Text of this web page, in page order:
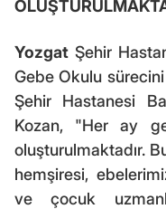
Yozgat Şehir
Gebe Okulu sürecini
Şehir Hastanesi
Kozan, "Her ay
oluşturulmaktadır.
hemşiresi,
ve çocuk